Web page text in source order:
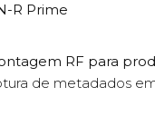
R Prime
RF para
de metadados